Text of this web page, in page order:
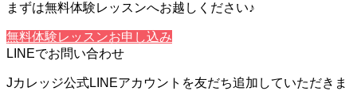
まずは無料体験レッスンへお越しください♪
無料体験レッスンお申し込み
LINEでお問い合わせ
Jカレッジ公式LINEアカウントを友だち追加していただきま